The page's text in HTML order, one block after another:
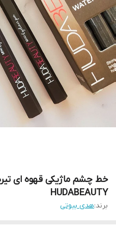
خط چشم ماژیکی قهوه ای
HUDABEAUTY
برند:هدی بیوتی